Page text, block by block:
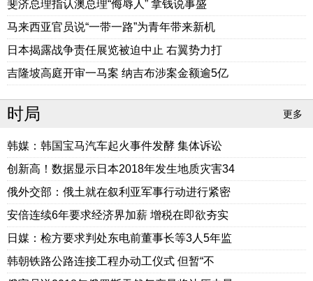
斐济总理指认澳总理“侮辱人” 拿钱说事盛
马来西亚官员说“一带一路”为青年带来新机
日本揭露战争责任展览被迫中止 右翼势力打
吉隆坡高庭开审一马案 纳吉布涉案金额逾5亿
时局 更多
韩媒：韩国宝马汽车起火事件发酵 集体诉讼
创新高！数据显示日本2018年发生地质灾害34
俄外交部：俄土就在叙利亚军事行动进行紧密
安倍连续6年要求经济界加薪 增税在即欲夯实
日媒：检方要求判处东电前董事长等3人5年监
韩朝铁路公路连接工程办动工仪式 但暂“不